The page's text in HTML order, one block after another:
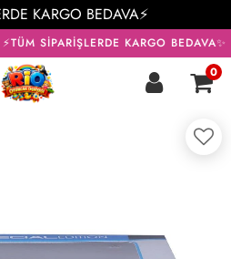
KARGO BEDAVA⚡
⚡TÜM SİPARİŞLERDE KARGO BEDAVA✨
0